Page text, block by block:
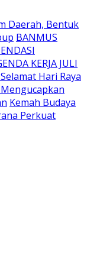
Daerah, Bentuk
BANMUS
KERJA JULI
Hari Raya
Kemah Budaya
Perkuat